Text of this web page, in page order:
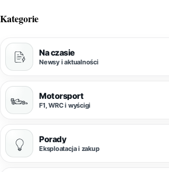
Kategorie
Na czasie
Newsy i aktualności
Motorsport
F1, WRC i wyścigi
Porady
Eksploatacja i zakup